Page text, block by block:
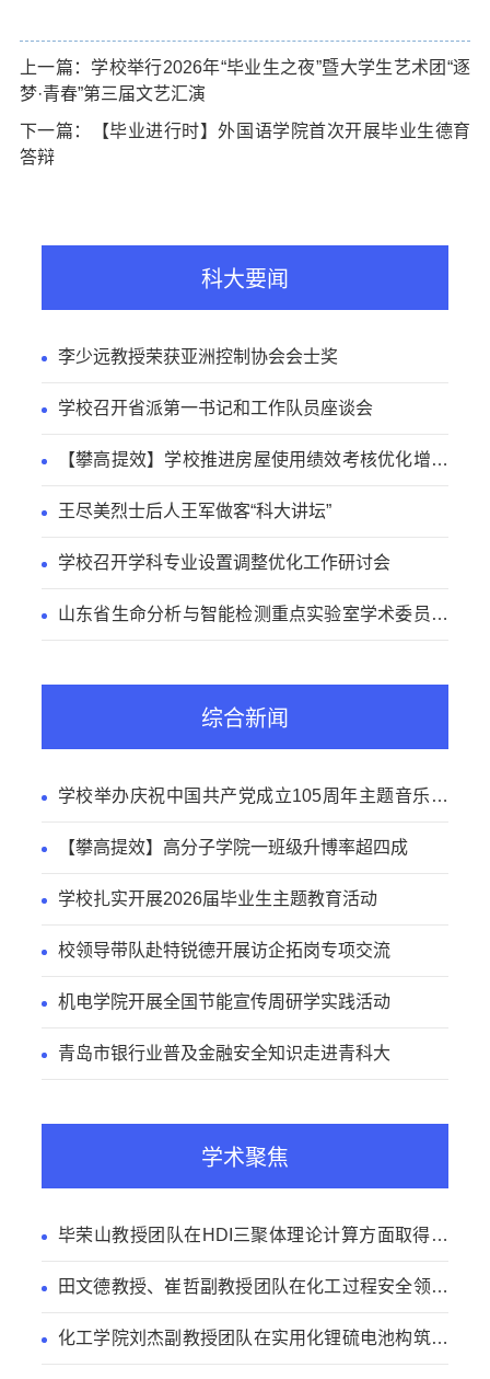
上一篇：学校举行2026年“毕业生之夜”暨大学生艺术团“逐
梦·青春”第三届文艺汇演
下一篇：【毕业进行时】外国语学院首次开展毕业生德育
答辩
科大要闻
李少远教授荣获亚洲控制协会会士奖
学校召开省派第一书记和工作队员座谈会
【攀高提效】学校推进房屋使用绩效考核优化增效
王尽美烈士后人王军做客“科大讲坛”
学校召开学科专业设置调整优化工作研讨会
山东省生命分析与智能检测重点实验室学术委员会
综合新闻
学校举办庆祝中国共产党成立105周年主题音乐党
【攀高提效】高分子学院一班级升博率超四成
学校扎实开展2026届毕业生主题教育活动
校领导带队赴特锐德开展访企拓岗专项交流
机电学院开展全国节能宣传周研学实践活动
青岛市银行业普及金融安全知识走进青科大
学术聚焦
毕荣山教授团队在HDI三聚体理论计算方面取得新
田文德教授、崔哲副教授团队在化工过程安全领域
化工学院刘杰副教授团队在实用化锂硫电池构筑方